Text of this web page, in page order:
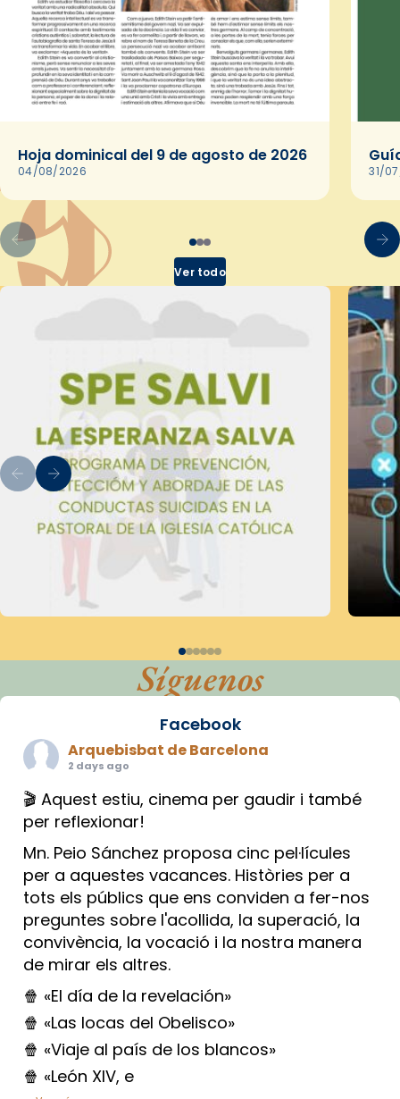
Hoja dominical del 9 de agosto de 2026
04/08/2026 31/
Ver todo
Síguenos
Facebook
Arquebisbat de Barcelona
2 days ago
🎬 Aquest estiu, cinema per gaudir i també
per reflexionar!
Mn. Peio Sánchez proposa cinc pel·lícules
per a aquestes vacances. Històries per a
tots els públics que ens conviden a fer-nos
preguntes sobre l'acollida, la superació, la
convivència, la vocació i la nostra manera
de mirar els altres.
🍿 «El día de la revelación»
🍿 «Las locas del Obelisco»
🍿 «Viaje al país de los blancos»
🍿 «León XIV, e